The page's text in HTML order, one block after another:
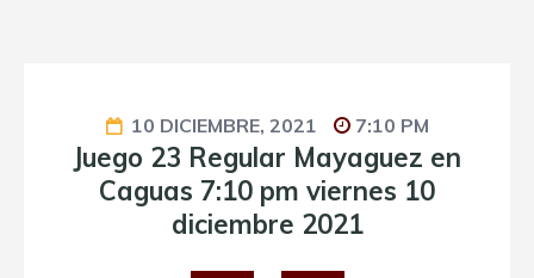
10 DICIEMBRE, 2021 7:10 PM
Juego 23 Regular Mayaguez en
Caguas 7:10 pm viernes 10
diciembre 2021